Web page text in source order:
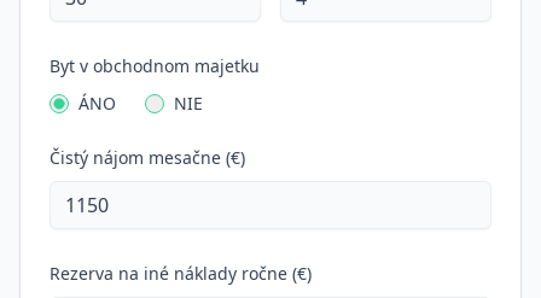
Byt v obchodnom majetku
ÁNO
NIE
Čistý nájom mesačne (€)
Rezerva na iné náklady ročne (€)